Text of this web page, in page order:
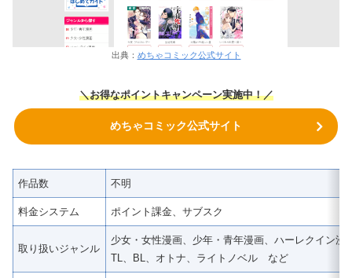
出典： めちゃコミック公式サイト
＼お得なポイントキャンペーン実施中！／
めちゃコミック公式サイト
作品数 不明
料金システム ポイント課金、サブスク
取り扱いジャンル
少女・女性漫画、少年・青年漫画、ハーレクイン漫
TL、BL、オトナ、ライトノベル など